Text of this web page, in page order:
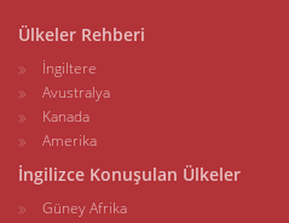
Ülkeler Rehberi
İngiltere
Avustralya
Kanada
Amerika
İngilizce Konuşulan Ülkeler
Güney Afrika